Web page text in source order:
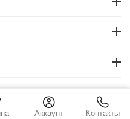
Купить
Аккаунт Контакты